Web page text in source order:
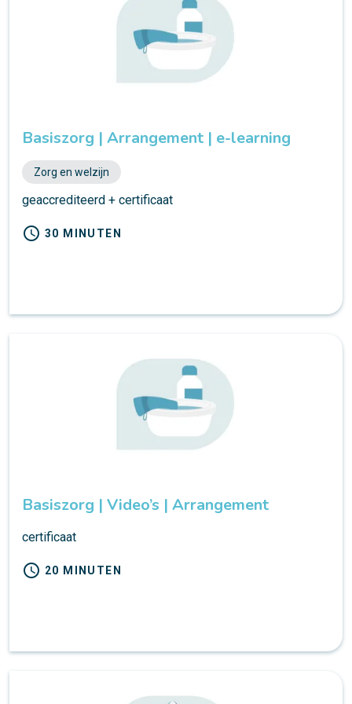
Basiszorg | Arrangement | e-learning
Zorg en welzijn
geaccrediteerd + certificaat
schedule 30 MINUTEN
Basiszorg | Video’s | Arrangement
certificaat
schedule 20 MINUTEN